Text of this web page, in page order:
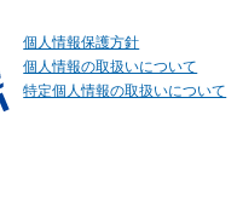
個人情報保護方針
個人情報の取扱いについて
特定個人情報の取扱いについて